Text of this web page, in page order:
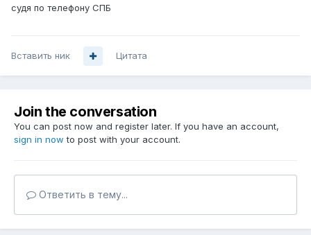
судя по телефону СПБ
Вставить ник Цитата
Join the conversation
You can post now and register later. If you have an account,
sign in now to post with your account.
Ответить в тему...